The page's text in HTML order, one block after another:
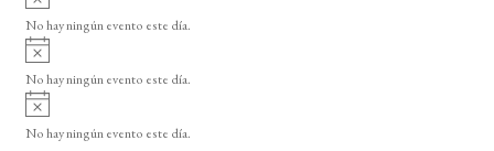
o
v
i
o
No hay ningún evento este día.
A
v
i
o
No hay ningún evento este día.
A
v
i
No hay ningún evento este día.